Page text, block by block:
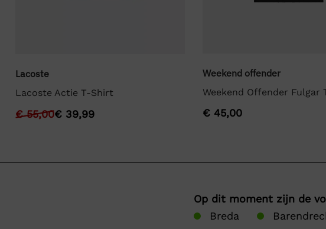
Lacoste
Lacoste Actie T-Shirt
€55,00€39,99
Weekend offender
Weekend Offender Fulgar
€ 45,00
Op dit moment zijn de
Breda